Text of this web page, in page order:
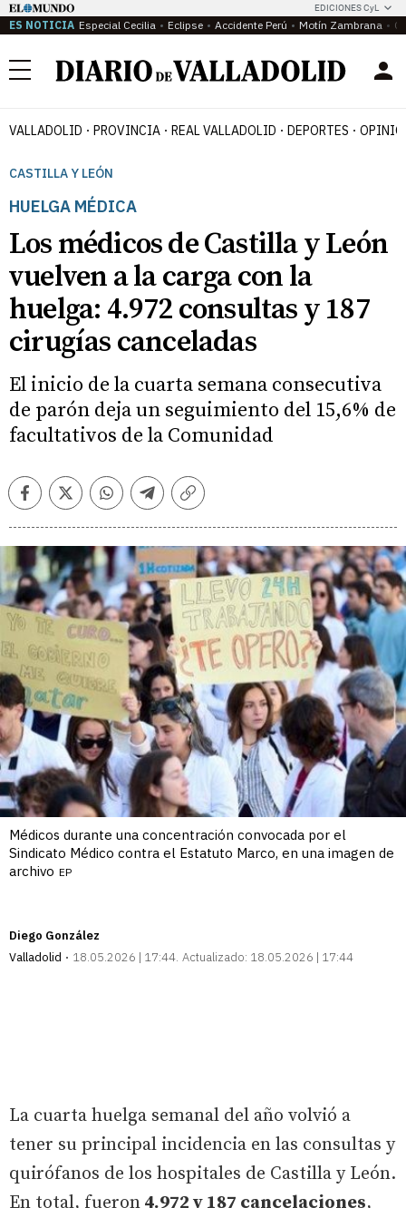
EDICIONES CyL
ES NOTICIA Especial Cecilia Eclipse Accidente Perú Motín Zambrana
Menú
VALLADOLID PROVINCIA REAL VALLADOLID DEPORTES
CASTILLA Y LEÓN
HUELGA MÉDICA
Los médicos de Castilla y León
vuelven a la carga con la
huelga: 4.972 consultas y 187
cirugías canceladas
El inicio de la cuarta semana consecutiva
de parón deja un seguimiento del 15,6% de
facultativos de la Comunidad
FacebookTwitterWhatsappTelegramCopiar
Médicos durante una concentración convocada por el
Sindicato Médico contra el Estatuto Marco, en una imagen de
archivo EP
Diego González
Valladolid
18.05.2026 | 17:44 Actualizado: 18.05.2026 | 17:44
La cuarta huelga semanal del año volvió a
tener su principal incidencia en las consultas y
quirófanos de los hospitales de Castilla y León.
En total, fueron 4.972 y 187 cancelaciones,